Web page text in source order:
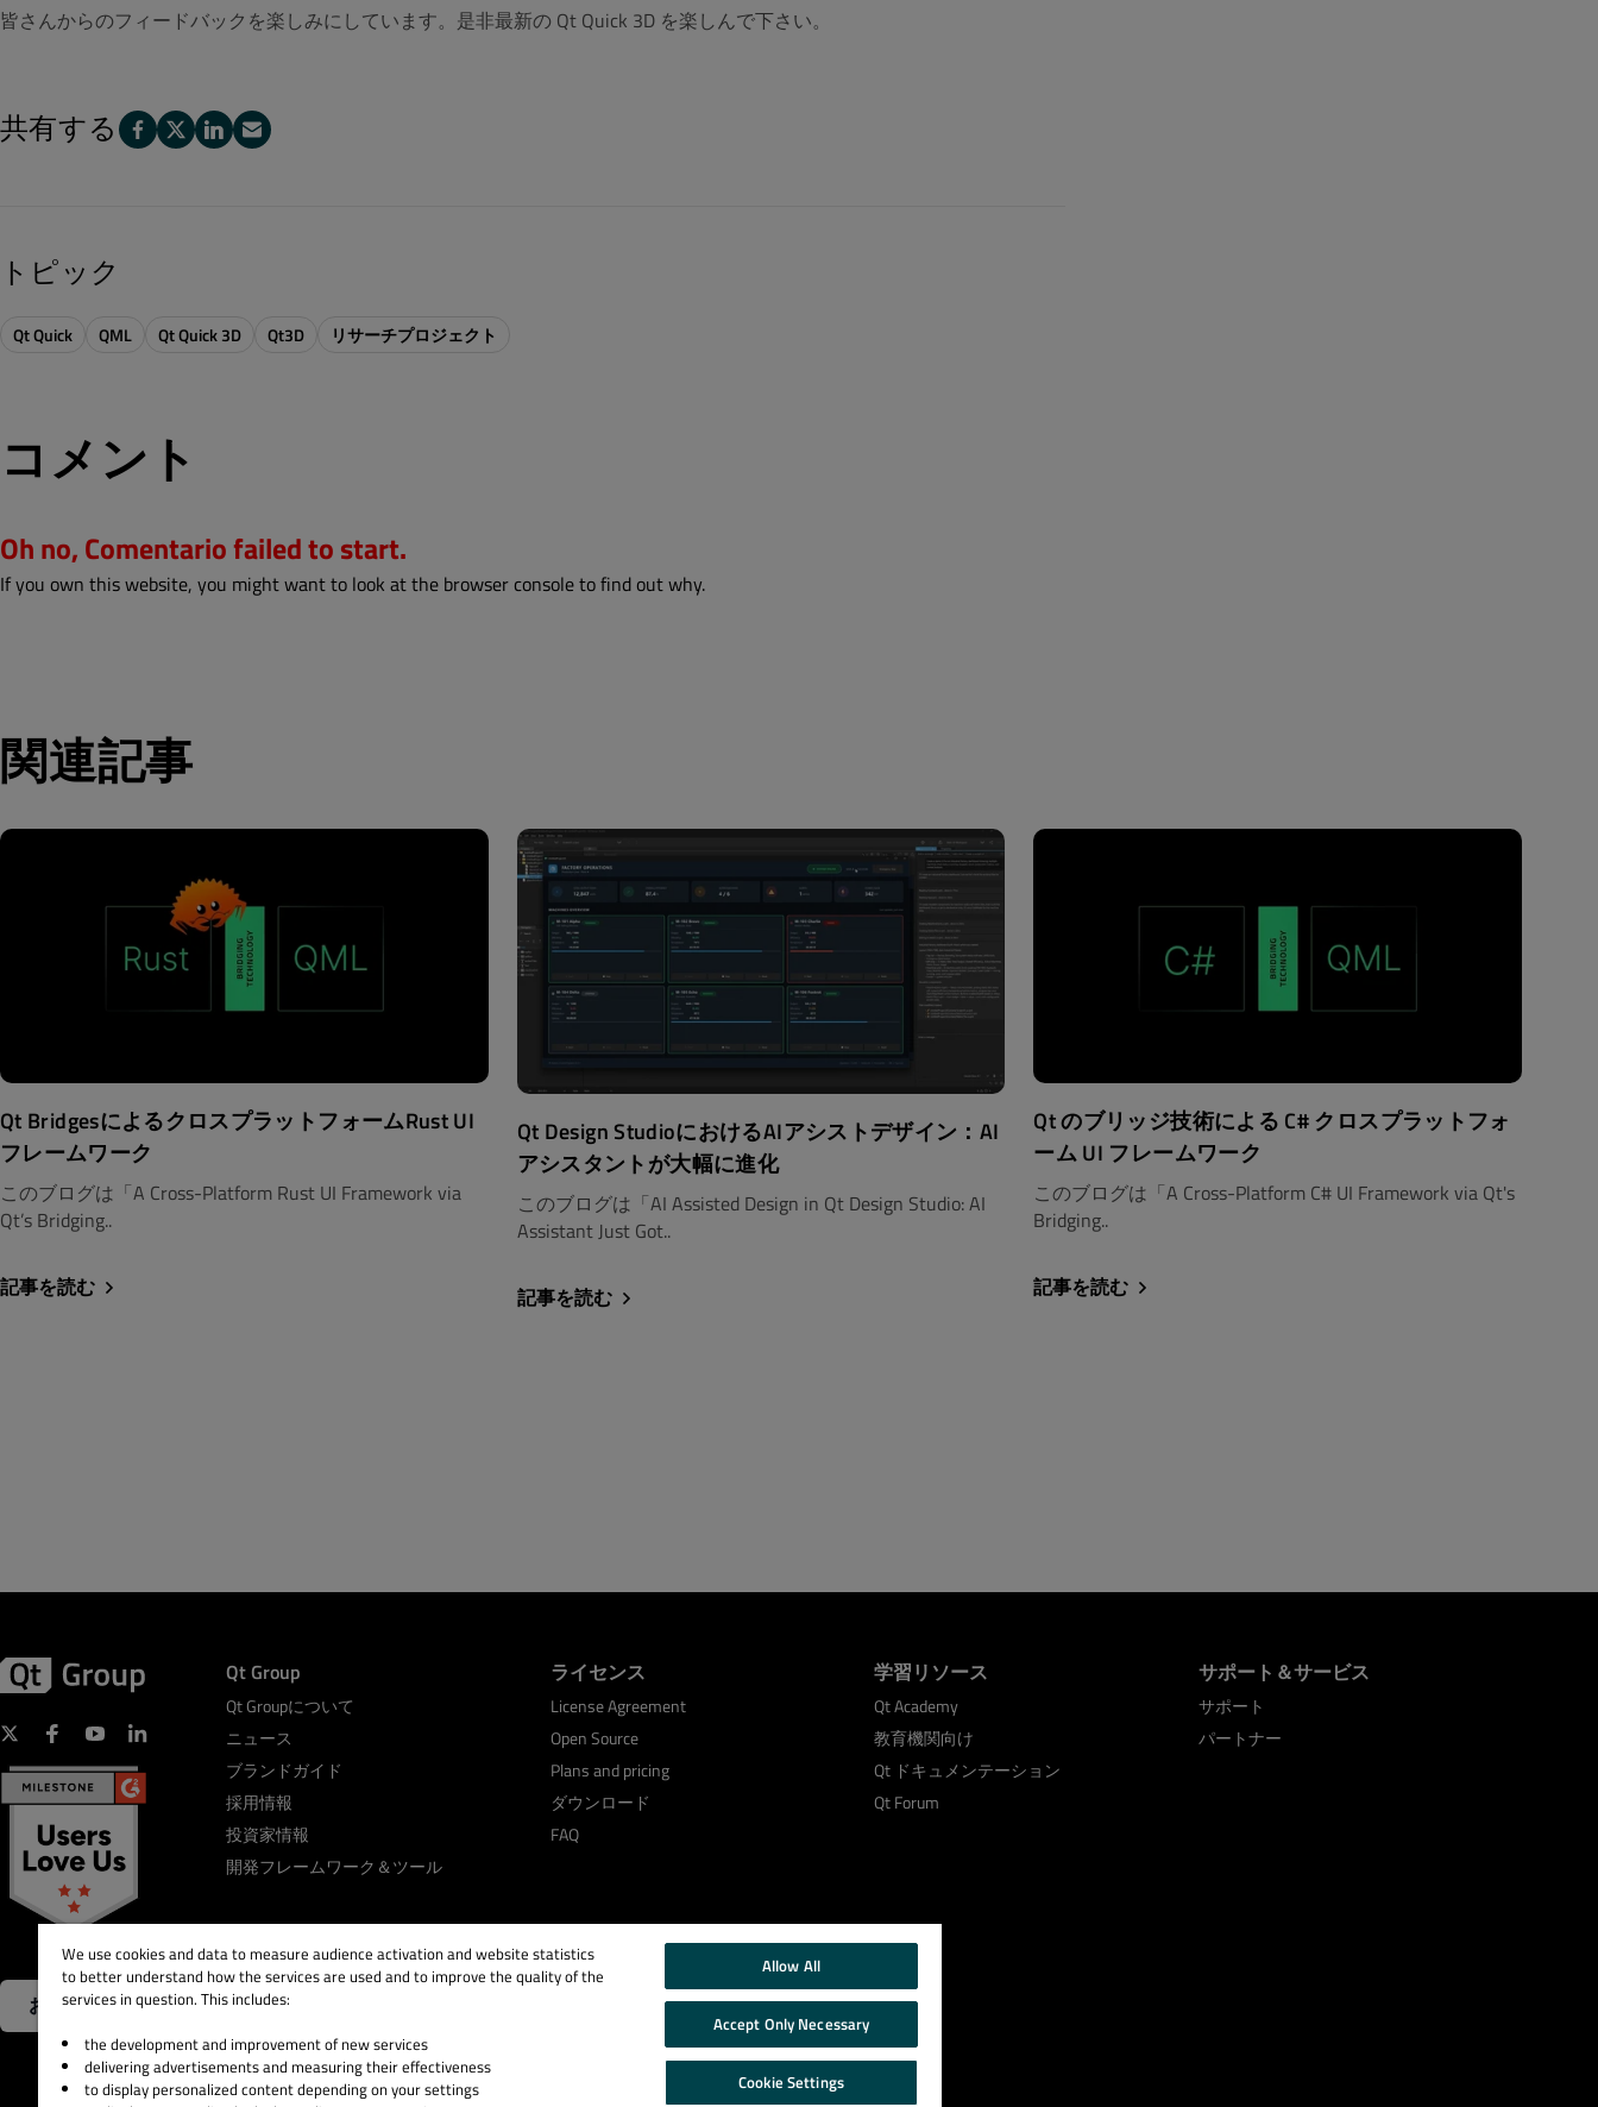
皆さんからのフィードバックを楽しみにしています。是非最新の Qt Quick 3D を楽しんで下さい。
共有する
トピック
Qt Quick QML Qt Quick 3D Qt3D リサーチプロジェクト
コメント
Oh no, Comentario failed to start.
If you own this website, you might want to look at the browser console to find out why.
関連記事
Qt BridgesによるクロスプラットフォームRust UI
フレームワーク
このブログは「A Cross-Platform Rust UI Framework via
Qt’s Bridging..
記事を読む
Qt Design StudioにおけるAIアシストデザイン：AI
アシスタントが大幅に進化
このブログは「AI Assisted Design in Qt Design Studio: AI
Assistant Just Got..
記事を読む
Qt のブリッジ技術による C# クロスプラットフォ
ーム UI フレームワーク
このブログは「A Cross-Platform C# UI Framework via Qt's
Bridging..
記事を読む
お問い合わせ
Qt Group
Qt Groupについて
ニュース
ブランドガイド
採用情報
投資家情報
開発フレームワーク＆ツール
ライセンス
License Agreement
Open Source
Plans and pricing
ダウンロード
FAQ
学習リソース
Qt Academy
教育機関向け
Qt ドキュメンテーション
Qt Forum
サポート＆サービス
サポート
パートナー
We use cookies and data to measure audience activation and website statistics
to better understand how the services are used and to improve the quality of the
services in question. This includes:
the development and improvement of new services
delivering advertisements and measuring their effectiveness
to display personalized content depending on your settings
Allow All
Accept Only Necessary
Cookie Settings